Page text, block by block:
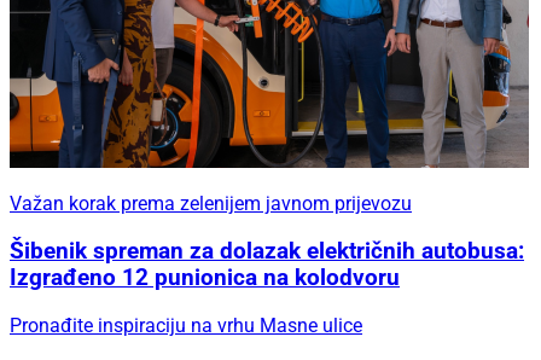
Važan korak prema zelenijem javnom prijevozu
Šibenik spreman za dolazak električnih autobusa:
Izgrađeno 12 punionica na kolodvoru
Pronađite inspiraciju na vrhu Masne ulice